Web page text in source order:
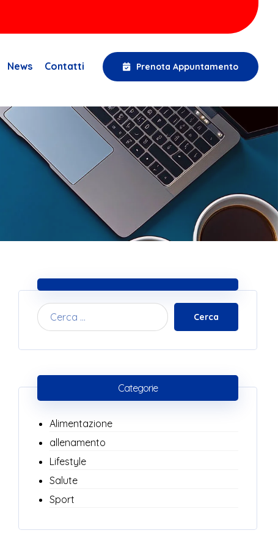
Prenota Appuntamento
News Contatti
Cerca
Categorie
Alimentazione
allenamento
Lifestyle
Salute
Sport